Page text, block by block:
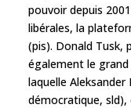
pouvoir depuis
libérales, la
(pis). Donald Tusk,
également le
laquelle Aleksander
démocratique,